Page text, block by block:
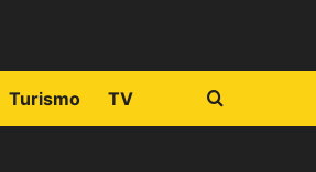
Turismo TV